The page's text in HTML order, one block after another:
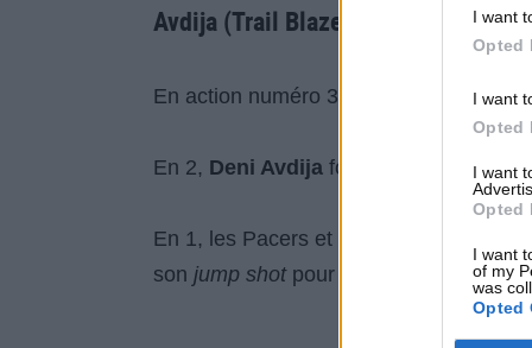
I want
Opted
I want
Opted
I want
Opted
I want
of my
was
Opted
Avdija (Trail Blazers) et Brandon
En action numéro 3, Trey Murphy III
En 2, Deni Avdija fonce en coast-to-
En 1, les Pacers et les Raptors sont à
son jump shotpour donner une autre